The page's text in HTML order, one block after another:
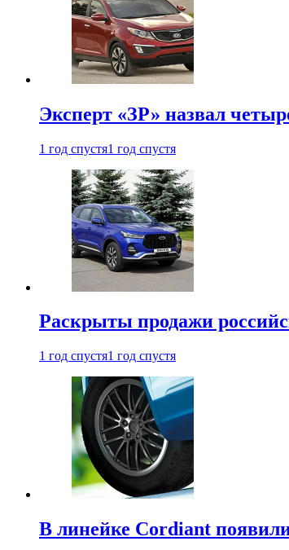
Эксперт «ЗР» назвал
1 год спустя1 год спустя
Раскрыты продажи
1 год спустя1 год спустя
В линейке Cordiant